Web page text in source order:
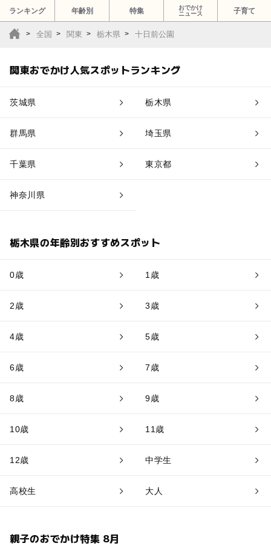
ランキング 年齢別 特集
おでかけ
ニュース
子育て
全国 関東 栃木県 十日前公園
関東おでかけ人気スポットランキング
茨城県 栃木県
群馬県 埼玉県
千葉県 東京都
神奈川県
栃木県の年齢別おすすめスポット
0歳 1歳
2歳 3歳
4歳 5歳
6歳 7歳
8歳 9歳
10歳 11歳
12歳 中学生
高校生 大人
親子のおでかけ特集 8月